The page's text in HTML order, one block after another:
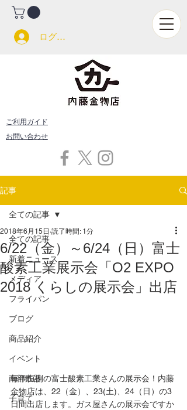
ログイン
ご利用ガイド
お問い合わせ
記事
全ての記事
新着ニュース
メディア
フライパン
ブログ
商品紹介
イベント
南部鉄器
子育て
全ての記事
6/22（金）～6/24（日）富士
酸素工業展示会「O2 EXPO
2018 くらしの展示会」出店
2018年6月15日 読了時間: 1分
毎年恒例の富士酸素工業さんの展示会！内藤
金物店は、22（金）、23(土)、24（日）の3
日間出店します。ガス屋さんの展示会ですか